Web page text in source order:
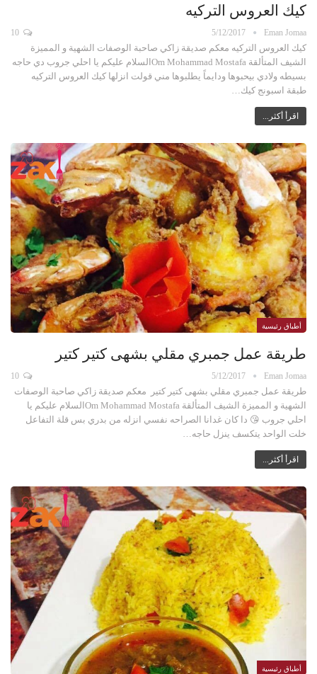
كيك العروس التركيه
Eman Jomaa
5/12/2017
كيك العروس التركيه معكم صديقة زاكي صاحبة الوصفات الشهية و المميزة
الشيف المتألقة Om Mohammad Mostafaالسلام عليكم يا احلي جروب دي حاجه
بسيطه ولادي بيحبوها ودايماً يطلبوها مني قولت انزلها كيك العروس التركيه
طبقة اسبونج كيك…
اقرأ أكثر...
أطباق رئيسية
طريقة عمل جمبري مقلي بشهى كتير كتير
Eman Jomaa
5/12/2017
طريقة عمل جمبري مقلي بشهى كتير كتير معكم صديقة زاكي صاحبة الوصفات
الشهية و المميزة الشيف المتألقة Om Mohammad Mostafaالسلام عليكم يا
احلي جروب 😘 دا كان غدانا الصراحه نفسي انزله من بدري بس قلة التفاعل
خلت الواحد يتكسف ينزل حاجه…
اقرأ أكثر...
أطباق رئيسية